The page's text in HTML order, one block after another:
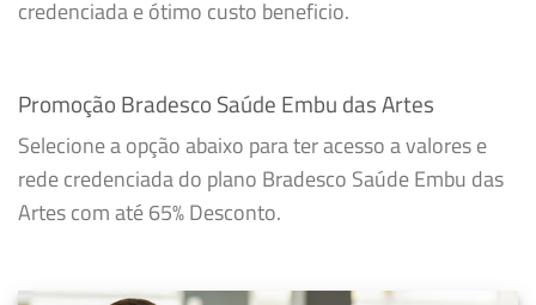
credenciada e ótimo custo beneficio.
Promoção Bradesco Saúde Embu das Artes
Selecione a opção abaixo para ter acesso a valores e
rede credenciada do plano Bradesco Saúde Embu das
Artes com até 65% Desconto.